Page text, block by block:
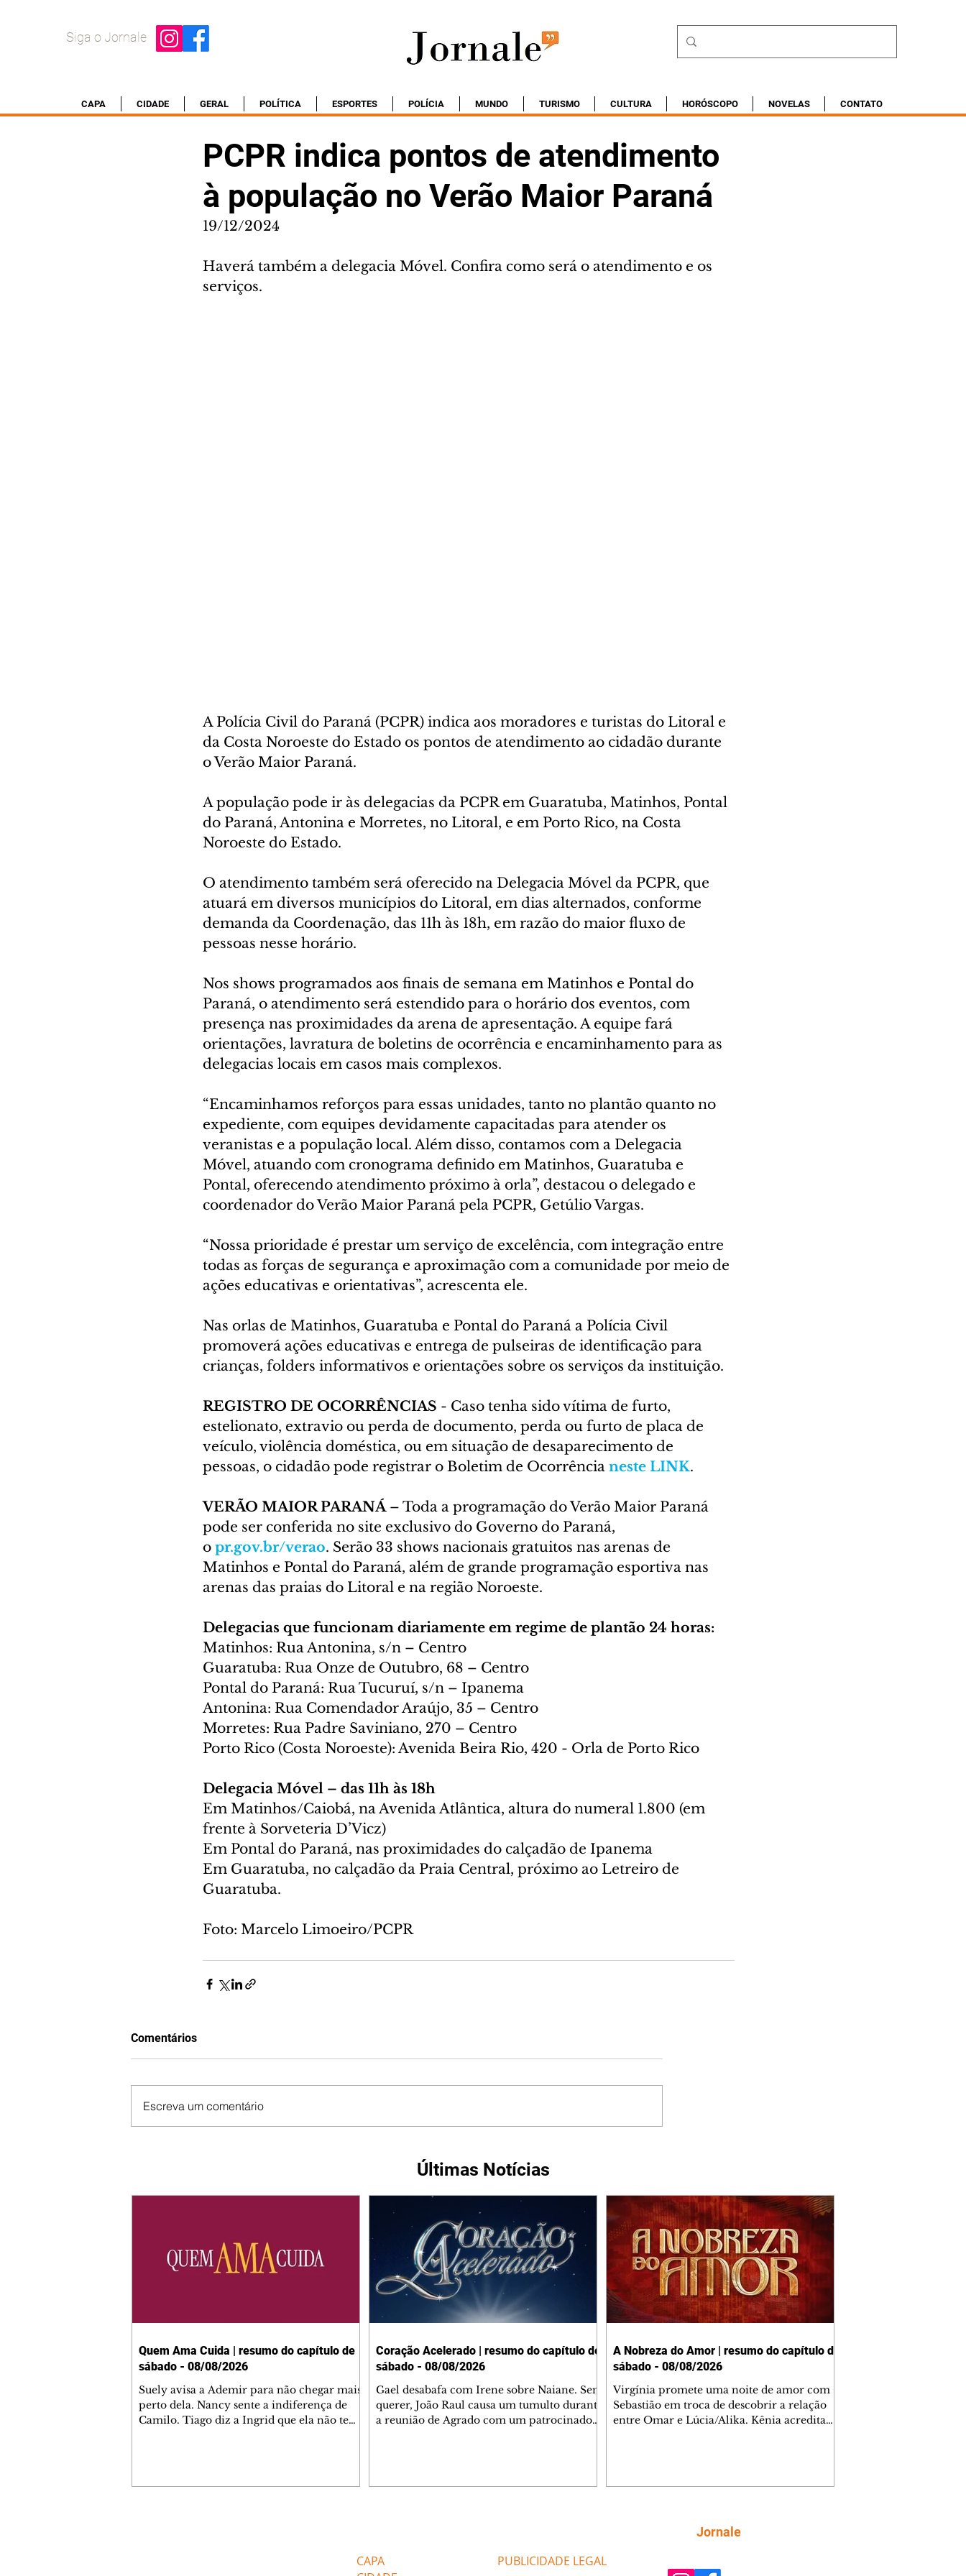
Siga o Jornale
CAPA CIDADE GERAL POLÍTICA ESPORTES POLÍCIA MUNDO TURISMO CULTURA HORÓSCOPO NOVELAS CONTATO
PCPR indica pontos de atendimento
à população no Verão Maior Paraná
19/12/2024
Haverá também a delegacia Móvel. Confira como será o atendimento e os
serviços.
A Polícia Civil do Paraná (PCPR) indica aos moradores e turistas do Litoral e
da Costa Noroeste do Estado os pontos de atendimento ao cidadão durante
o Verão Maior Paraná.
A população pode ir às delegacias da PCPR em Guaratuba, Matinhos, Pontal
do Paraná, Antonina e Morretes, no Litoral, e em Porto Rico, na Costa
Noroeste do Estado.
O atendimento também será oferecido na Delegacia Móvel da PCPR, que
atuará em diversos municípios do Litoral, em dias alternados, conforme
demanda da Coordenação, das 11h às 18h, em razão do maior fluxo de
pessoas nesse horário.
Nos shows programados aos finais de semana em Matinhos e Pontal do
Paraná, o atendimento será estendido para o horário dos eventos, com
presença nas proximidades da arena de apresentação. A equipe fará
orientações, lavratura de boletins de ocorrência e encaminhamento para as
delegacias locais em casos mais complexos.
“Encaminhamos reforços para essas unidades, tanto no plantão quanto no
expediente, com equipes devidamente capacitadas para atender os
veranistas e a população local. Além disso, contamos com a Delegacia
Móvel, atuando com cronograma definido em Matinhos, Guaratuba e
Pontal, oferecendo atendimento próximo à orla”, destacou o delegado e
coordenador do Verão Maior Paraná pela PCPR, Getúlio Vargas.
“Nossa prioridade é prestar um serviço de excelência, com integração entre
todas as forças de segurança e aproximação com a comunidade por meio de
ações educativas e orientativas”, acrescenta ele.
Nas orlas de Matinhos, Guaratuba e Pontal do Paraná a Polícia Civil
promoverá ações educativas e entrega de pulseiras de identificação para
crianças, folders informativos e orientações sobre os serviços da instituição.
REGISTRO DE OCORRÊNCIAS - Caso tenha sido vítima de furto,
estelionato, extravio ou perda de documento, perda ou furto de placa de
veículo, violência doméstica, ou em situação de desaparecimento de
pessoas, o cidadão pode registrar o Boletim de Ocorrência neste LINK.
VERÃO MAIOR PARANÁ – Toda a programação do Verão Maior Paraná
pode ser conferida no site exclusivo do Governo do Paraná,
o pr.gov.br/verao. Serão 33 shows nacionais gratuitos nas arenas de
Matinhos e Pontal do Paraná, além de grande programação esportiva nas
arenas das praias do Litoral e na região Noroeste.
Delegacias que funcionam diariamente em regime de plantão 24 horas:
Matinhos: Rua Antonina, s/n – Centro
Guaratuba: Rua Onze de Outubro, 68 – Centro
Pontal do Paraná: Rua Tucuruí, s/n – Ipanema
Antonina: Rua Comendador Araújo, 35 – Centro
Morretes: Rua Padre Saviniano, 270 – Centro
Porto Rico (Costa Noroeste): Avenida Beira Rio, 420 - Orla de Porto Rico
Delegacia Móvel – das 11h às 18h
Em Matinhos/Caiobá, na Avenida Atlântica, altura do numeral 1.800 (em
frente à Sorveteria D’Vicz)
Em Pontal do Paraná, nas proximidades do calçadão de Ipanema
Em Guaratuba, no calçadão da Praia Central, próximo ao Letreiro de
Guaratuba.
Foto: Marcelo Limoeiro/PCPR
Comentários
Escreva um comentário
Últimas Notícias
Quem Ama Cuida | resumo do capítulo de
sábado - 08/08/2026
Suely avisa a Ademir para não chegar mais
perto dela. Nancy sente a indiferença de
Camilo. Tiago diz a Ingrid que ela não tem
que está feliz trabalhando no restaurante de
Coração Acelerado | resumo do capítulo de
sábado - 08/08/2026
Gael desabafa com Irene sobre Naiane. Sem
querer, João Raul causa um tumulto durante
a reunião de Agrado com um patrocinador.
termina o relacionamento dos dois.
A Nobreza do Amor | resumo do capítulo de
sábado - 08/08/2026
Virgínia promete uma noite de amor com
Sebastião em troca de descobrir a relação
entre Omar e Lúcia/Alika. Kênia acredita
comentam sobre a possível jazida de
CAPA
PUBLICIDADE LEGAL
Jornale